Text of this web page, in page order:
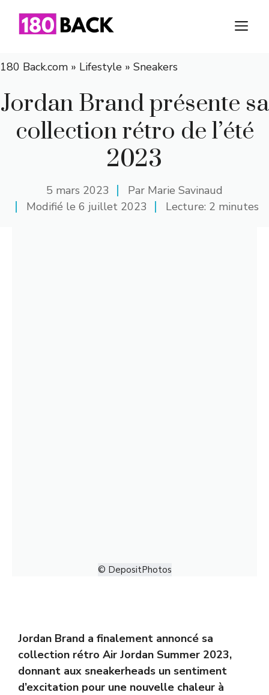
180 Back.com » Lifestyle » Sneakers
Jordan Brand présente sa
collection rétro de l’été
2023
5 mars 2023 Par Marie Savinaud
Modifié le 6 juillet 2023 Lecture: 2 minutes
© DepositPhotos
Jordan Brand a finalement annoncé sa
collection rétro Air Jordan Summer 2023,
donnant aux sneakerheads un sentiment
d’excitation pour une nouvelle chaleur à